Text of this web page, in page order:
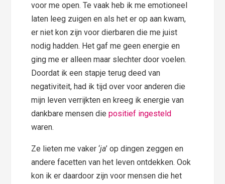
voor me open. Te vaak heb ik me emotioneel
laten leeg zuigen en als het er op aan kwam,
er niet kon zijn voor dierbaren die me juist
nodig hadden. Het gaf me geen energie en
ging me er alleen maar slechter door voelen.
Doordat ik een stapje terug deed van
negativiteit, had ik tijd over voor anderen die
mijn leven verrijkten en kreeg ik energie van
dankbare mensen diepositief ingesteld
waren.
Ze lieten me vaker ‘ja’ op dingen zeggen en
andere facetten van het leven ontdekken. Ook
kon ik er daardoor zijn voor mensen die het